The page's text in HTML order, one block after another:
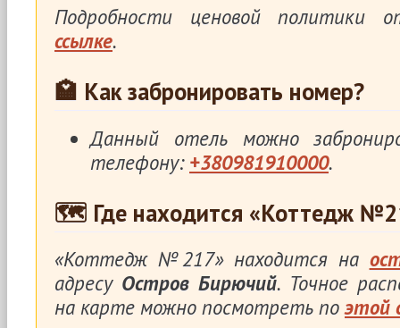
Подробности ценовой политики
ссылке.
🏩 Как забронировать номер?
Данный отель можно
телефону: +380981910000.
🗺 Где находится «Коттедж
«Коттедж №217» находится на
адресу Остров Бирючий. Точное
на карте можно посмотреть поэтой